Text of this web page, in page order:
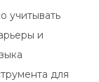
учитывать
и
для